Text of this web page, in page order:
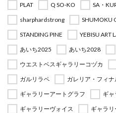
PLAT
Q SO-KO SA・
sharphardstrong
SHUMOKU
STANDING PINE
YEBISU ART
あいち2025
あいち2028
ウエストベスギャラリーコヅカ
ガルリラペ
ガレリア・フィナ
ギャラリーアートグラフ
ギ
ギャラリーヴォイス
ギャラ